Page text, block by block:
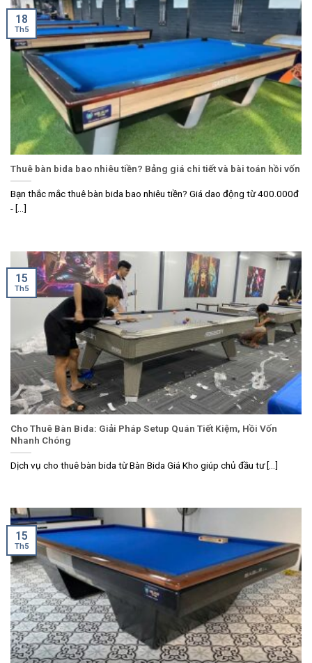
Thuê bàn bida bao nhiêu tiền? Bảng giá chi tiết và bài toán hồi vốn
Bạn thắc mắc thuê bàn bida bao nhiêu tiền? Giá dao động từ 400.000đ
- [...]
18
Th5
Cho Thuê Bàn Bida: Giải Pháp Setup Quán Tiết Kiệm, Hồi Vốn
Nhanh Chóng
Dịch vụ cho thuê bàn bida từ Bàn Bida Giá Kho giúp chủ đầu tư [...]
15
Th5
15
Th5